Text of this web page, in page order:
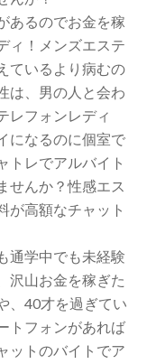
あるのでお金を稼
ィ！メンズエステ
ているより病むの
は、男の人と会わ
レフォンレディ
になるのに個室で
トレでアルバイト
せんか？性感エス
が高額なチャット
通学中でも未経験
沢山お金を稼ぎた
、40才を過ぎてい
トフォンがあれば
ットのバイトでア